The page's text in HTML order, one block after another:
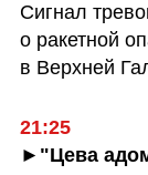
Сигнал
о ракетной
в Верхней
21:25
►"Цева